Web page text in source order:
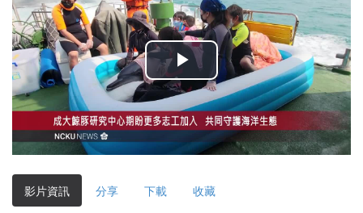
播
放
影
片
影片資訊 分享 下載 收藏